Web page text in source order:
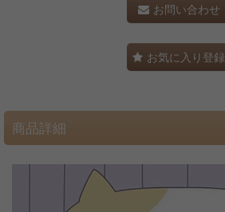
お問い合わせ
お気に入り登録
商品詳細